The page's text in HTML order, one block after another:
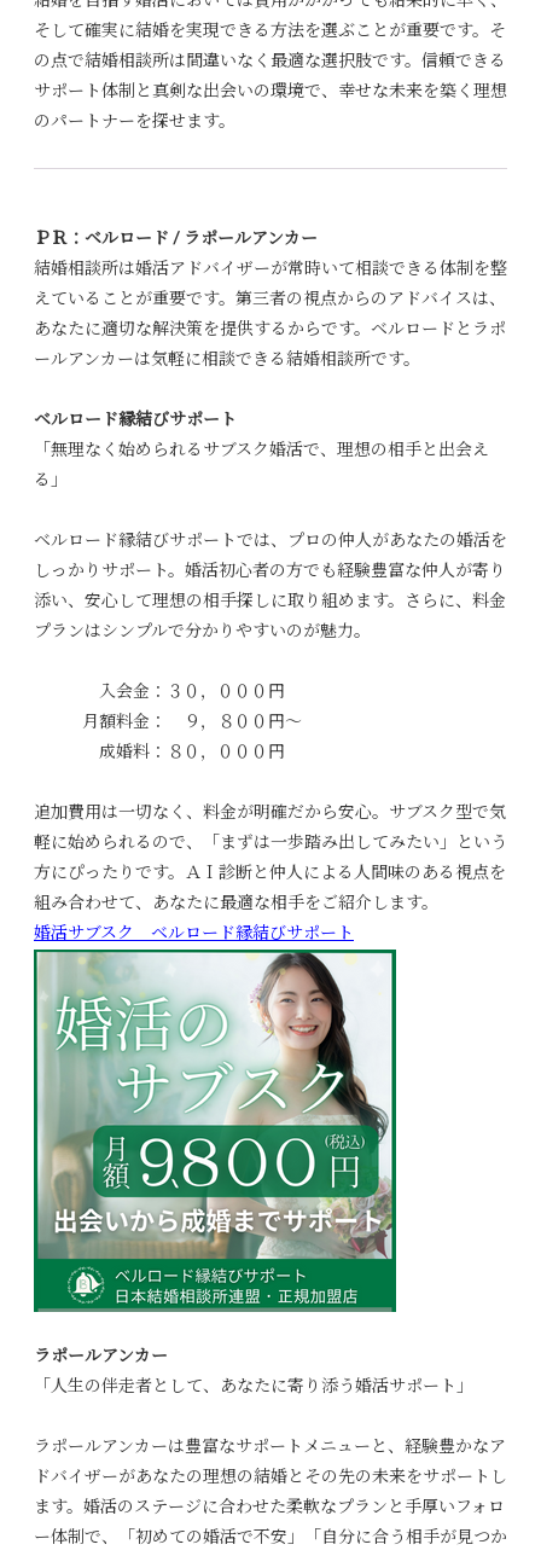
そして確実に結婚を実現できる方法を選ぶことが重要です。そ
の点で結婚相談所は間違いなく最適な選択肢です。信頼できる
サポート体制と真剣な出会いの環境で、幸せな未来を築く理想
のパートナーを探せます。
ＰＲ：ベルロード / ラポールアンカー
結婚相談所は婚活アドバイザーが常時いて相談できる体制を整
えていることが重要です。第三者の視点からのアドバイスは、
あなたに適切な解決策を提供するからです。ベルロードとラポ
ールアンカーは気軽に相談できる結婚相談所です。
ベルロード縁結びサポート
「無理なく始められるサブスク婚活で、理想の相手と出会え
る」
ベルロード縁結びサポートでは、プロの仲人があなたの婚活を
しっかりサポート。婚活初心者の方でも経験豊富な仲人が寄り
添い、安心して理想の相手探しに取り組めます。さらに、料金
プランはシンプルで分かりやすいのが魅力。
入会金：３０，０００円
月額料金： ９，８００円～
成婚料：８０，０００円
追加費用は一切なく、料金が明確だから安心。サブスク型で気
軽に始められるので、「まずは一歩踏み出してみたい」という
方にぴったりです。ＡＩ診断と仲人による人間味のある視点を
組み合わせて、あなたに最適な相手をご紹介します。
婚活サブスク ベルロード縁結びサポート
ラポールアンカー
「人生の伴走者として、あなたに寄り添う婚活サポート」
ラポールアンカーは豊富なサポートメニューと、経験豊かなア
ドバイザーがあなたの理想の結婚とその先の未来をサポートし
ます。婚活のステージに合わせた柔軟なプランと手厚いフォロ
ー体制で、「初めての婚活で不安」「自分に合う相手が見つか